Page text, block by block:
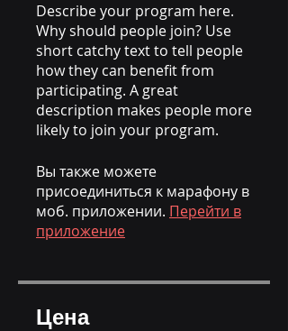
Describe your program here.
Why should people join? Use
short catchy text to tell people
how they can benefit from
participating. A great
description makes people more
likely to join your program.
Вы также можете
присоединиться к марафону в
моб. приложении. Перейти в
приложение
Цена